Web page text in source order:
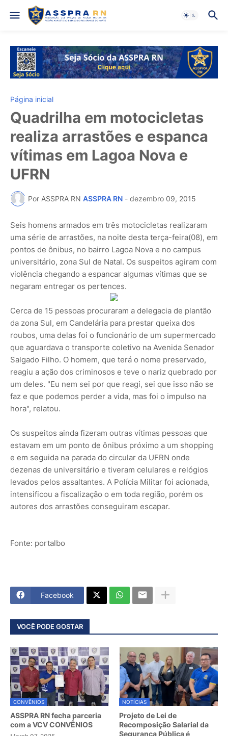
Página inicial
Quadrilha em motocicletas
realiza arrastões e espanca
vítimas em Lagoa Nova e
UFRN
Por ASSPRA RN ASSPRA RN - dezembro 09, 2015
Seis homens armados em três motocicletas realizaram
uma série de arrastões, na noite desta terça-feira(08), em
pontos de ônibus, no bairro Lagoa Nova e no campus
universitário, zona Sul de Natal. Os suspeitos agiram com
violência chegando a espancar algumas vítimas que se
negaram entregar os pertences.
Cerca de 15 pessoas procuraram a delegacia de plantão
da zona Sul, em Candelária para prestar queixa dos
roubos, uma delas foi o funcionário de um supermercado
que aguardava o transporte coletivo na Avenida Senador
Salgado Filho. O homem, que terá o nome preservado,
reagiu a ação dos criminosos e teve o nariz quebrado por
um deles. "Eu nem sei por que reagi, sei que isso não se
faz e que podemos perder a vida, mas foi o impulso na
hora", relatou.
Os suspeitos ainda fizeram outras vítimas pessoas que
estavam em um ponto de ônibus próximo a um shopping
e em seguida na parada do circular da UFRN onde
dezenas de universitário e tiveram celulares e relógios
levados pelos assaltantes. A Polícia Militar foi acionada,
intensificou a fiscalização o em toda região, porém os
autores dos arrastões conseguiram escapar.
Fonte: portalbo
Facebook
VOCÊ PODE GOSTAR
CONVÊNIOS
ASSPRA RN fecha parceria
com a VCV CONVÊNIOS
NOTÍCIAS
Projeto de Lei de
Recomposição Salarial da
Segurança Pública é